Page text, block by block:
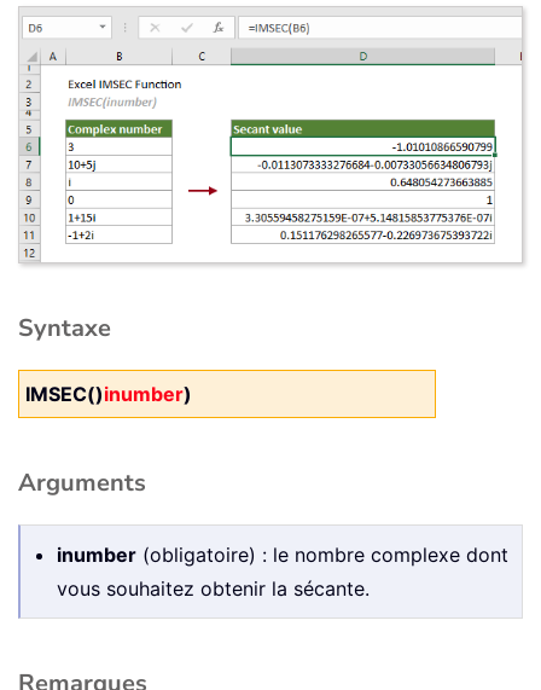
Syntaxe
IMSEC()inumber)
Arguments
inumber (obligatoire) : le nombre complexe dont
vous souhaitez obtenir la sécante.
Remarques